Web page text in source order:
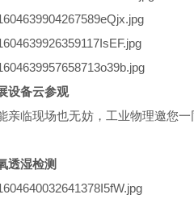
设备云参观
亲临现场也无妨，工业物理邀您
透湿检测